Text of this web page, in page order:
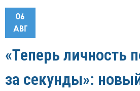
06
АВГ
«Теперь личность
за секунды»: